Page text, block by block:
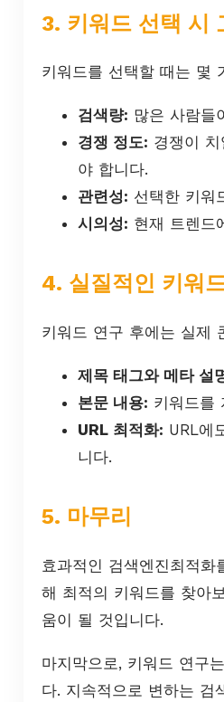
3. 키워드 선택 시
키워드를 선택할 때는 몇
검색량: 많은 사람들
경쟁 정도: 경쟁이
야 합니다.
관련성: 선택한 키워
시의성: 현재 트렌드
4. 실질적인 키워
키워드 연구 후에는 실제
제목 태그와 메타 설
본문 내용: 키워드를
URL 최적화: URL에
니다.
5. 마무리
효과적인 검색엔진최적
해 최적의 키워드를 찾아
움이 될 것입니다.
마지막으로, 키워드 연구
다. 지속적으로 변하는 검